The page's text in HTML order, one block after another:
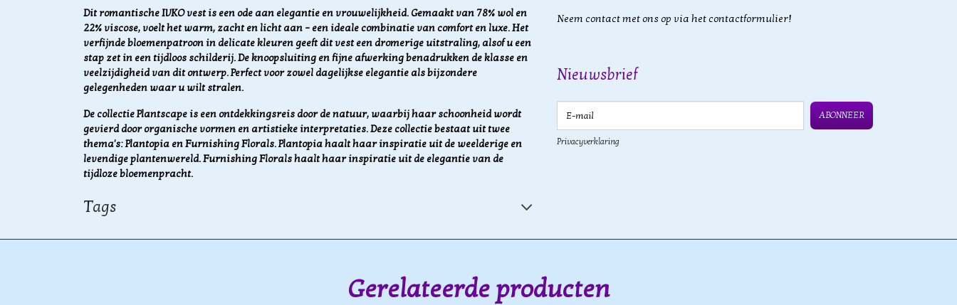
Dit romantische IVKO vest is een ode aan elegantie en vrouwelijkheid. Gemaakt van 78% wol en
22% viscose, voelt het warm, zacht en licht aan – een ideale combinatie van comfort en luxe. Het
verfijnde bloemenpatroon in delicate kleuren geeft dit vest een dromerige uitstraling, alsof u een
stap zet in een tijdloos schilderij. De knoopsluiting en fijne afwerking benadrukken de klasse en
veelzijdigheid van dit ontwerp. Perfect voor zowel dagelijkse elegantie als bijzondere
gelegenheden waar u wilt stralen.
De collectie Plantscape is een ontdekkingsreis door de natuur, waarbij haar schoonheid wordt
gevierd door organische vormen en artistieke interpretaties. Deze collectie bestaat uit twee
thema's: Plantopia en Furnishing Florals. Plantopia haalt haar inspiratie uit de weelderige en
levendige plantenwereld. Furnishing Florals haalt haar inspiratie uit de elegantie van de
tijdloze bloemenpracht.
Tags
Neem contact met ons op via het contactformulier!
Nieuwsbrief
E-mail
ABONNEER
Privacyverklaring
Gerelateerde producten